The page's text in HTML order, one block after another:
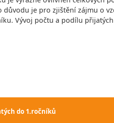
důvodu je pro zjištění zájmu o
Vývoj počtu a podílu
do 1.ročníků